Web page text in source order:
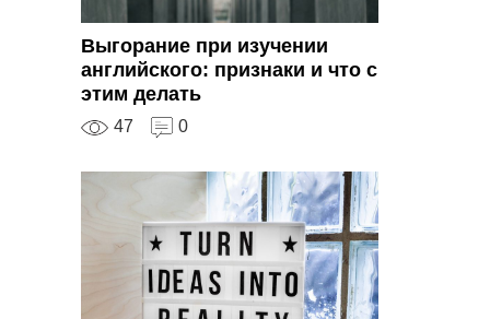
Выгорание при изучении
английского: признаки и что с
этим делать
47 0